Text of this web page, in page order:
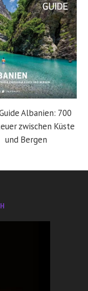
Albanien: 700
zwischen Küste
und Bergen